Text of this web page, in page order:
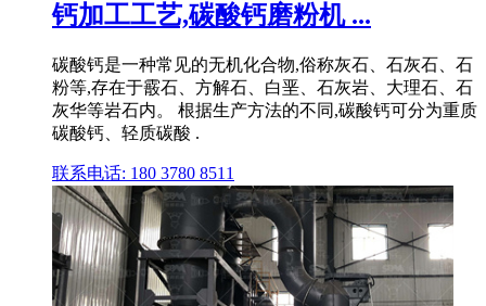
钙加工工艺,碳酸钙磨粉机 ...
碳酸钙是一种常见的无机化合物,俗称灰石、石灰石、石
粉等,存在于霰石、方解石、白垩、石灰岩、大理石、石
灰华等岩石内。 根据生产方法的不同,碳酸钙可分为重质
碳酸钙、轻质碳酸 .
联系电话: 180 3780 8511